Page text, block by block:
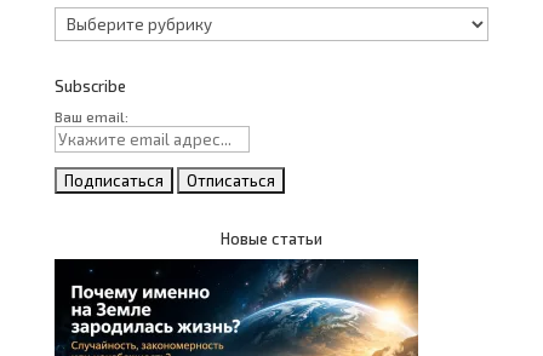
Рубрики
Subscribe
Ваш email:
Новые статьи